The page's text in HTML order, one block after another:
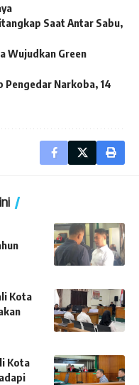
Saat Antar Sabu,
Wujudkan Green
Pengedar Narkoba, 14
Kota
Kota